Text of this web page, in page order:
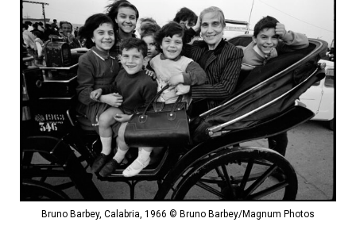
Bruno Barbey, Calabria, 1966 © Bruno Barbey/Magnum Photos